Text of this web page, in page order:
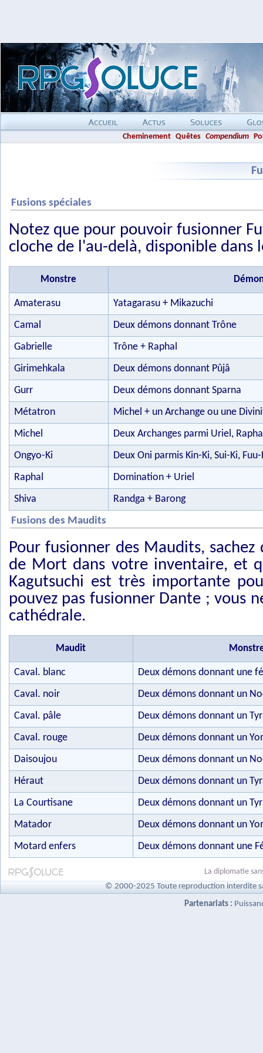
Cheminement Quêtes Compendium
Fusions spéciales
Notez que pour pouvoir fusionner
cloche de l'au-delà, disponible dans
Monstre
Amaterasu
Yatagarasu + Mikazuchi
Camal
Deux démons donnant Trône
Gabrielle
Trône + Raphal
Girimehkala
Deux démons donnant Pûjâ
Gurr
Deux démons donnant Sparna
Métatron
Michel + un Archange ou une
Michel
Deux Archanges parmi Uriel,
Ongyo-Ki
Deux Oni parmis Kin-Ki, Sui-Ki, Fuu-
Raphal
Domination + Uriel
Shiva
Randga + Barong
Fusions des Maudits
Pour fusionner des Maudits,
de Mort dans votre inventaire, et
Kagutsuchi est très importante
pouvez pas fusionner Dante ; vous
cathédrale.
Maudit
Caval. blanc
Deux démons donnant une
Caval. noir
Deux démons donnant un
Caval. pâle
Deux démons donnant un
Caval. rouge
Deux démons donnant un
Daisoujou
Deux démons donnant un
Héraut
Deux démons donnant un
La Courtisane
Deux démons donnant un
Matador
Deux démons donnant un
Motard enfers
Deux démons donnant une
La diplomatie
© 2000-2025 Toute reproduction interdite
Partenariats :